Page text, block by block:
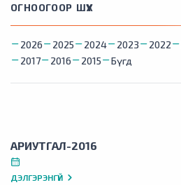
АРИУТГАЛ-2016
ДЭЛГЭРЭНГҮЙ
ОГНООГООР ШҮҮХ
2026 2025 2024 2023 2022
2017
2016 2015 Бүгд